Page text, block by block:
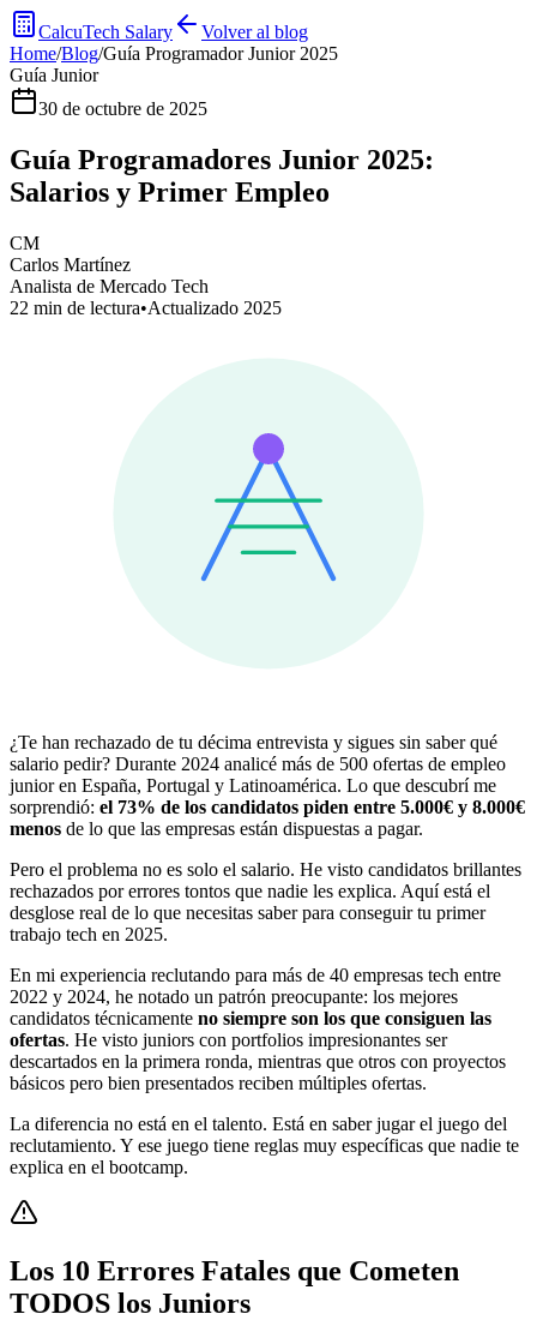
CalcuTech Salary
Volver al blog
Home/Blog/Guía Programador Junior 2025
Guía Junior
30 de octubre de 2025
Guía Programadores Junior 2025:
Salarios y Primer Empleo
CM
Carlos Martínez
Analista de Mercado Tech
22 min de lectura•Actualizado 2025
¿Te han rechazado de tu décima entrevista y sigues sin saber qué
salario pedir? Durante 2024 analicé más de 500 ofertas de empleo
junior en España, Portugal y Latinoamérica. Lo que descubrí me
sorprendió: el 73% de los candidatos piden entre 5.000€ y 8.000€
menos de lo que las empresas están dispuestas a pagar.
Pero el problema no es solo el salario. He visto candidatos brillantes
rechazados por errores tontos que nadie les explica. Aquí está el
desglose real de lo que necesitas saber para conseguir tu primer
trabajo tech en 2025.
En mi experiencia reclutando para más de 40 empresas tech entre
2022 y 2024, he notado un patrón preocupante: los mejores
candidatos técnicamente no siempre son los que consiguen las
ofertas. He visto juniors con portfolios impresionantes ser
descartados en la primera ronda, mientras que otros con proyectos
básicos pero bien presentados reciben múltiples ofertas.
La diferencia no está en el talento. Está en saber jugar el juego del
reclutamiento. Y ese juego tiene reglas muy específicas que nadie te
explica en el bootcamp.
Los 10 Errores Fatales que Cometen
TODOS los Juniors